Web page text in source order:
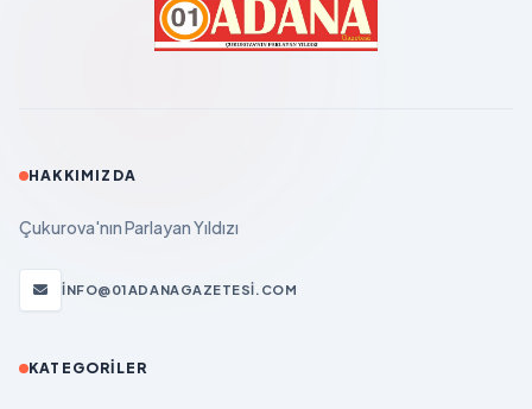
HAKKIMIZDA
Çukurova'nın Parlayan Yıldızı
INFO@01ADANAGAZETESI.COM
KATEGORILER